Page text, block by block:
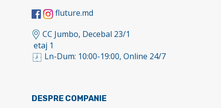
fluture.md
CC Jumbo, Decebal 23/1
etaj 1
Ln-Dum: 10:00-19:00, Online 24/7
DESPRE COMPANIE